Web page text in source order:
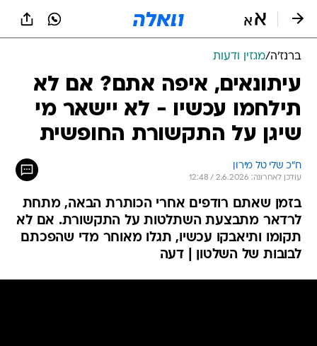
ברנז'ה/מגזין ודעות
עיתונאים, איפה אתם? אם לא
תילחמו עכשיו - לא יישאר מי
שיגן על התקשורת החופשית
ח"כ שלי טל מירון
עודכן לאחרונה: 2.6.2026 / 12:48
בזמן שאתם רודפים אחרי הכותרת הבאה, מתחת
לרדאר מתבצעת השתלטות על התקשורת. אם לא
תקומו ותיאבקו עכשיו, תגלו מאוחר מדי שהפכתם
לבובות של השלטון | דעה